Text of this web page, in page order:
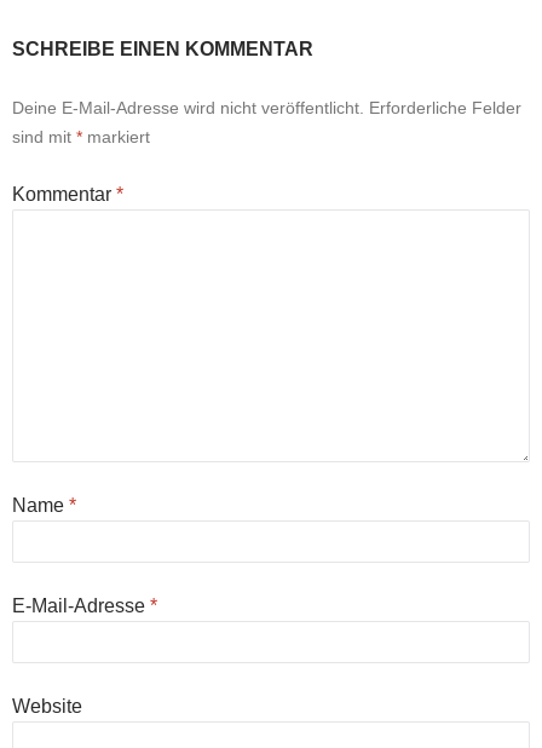
SCHREIBE EINEN KOMMENTAR
Deine E-Mail-Adresse wird nicht veröffentlicht. Erforderliche Felder
sind mit * markiert
Kommentar *
Name *
E-Mail-Adresse *
Website